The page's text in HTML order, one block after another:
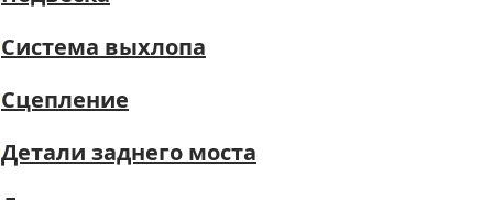
Система выхлопа
Сцепление
Детали заднего моста